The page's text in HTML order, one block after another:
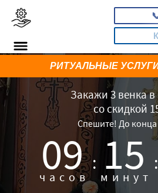
Закажи 3 венка
со скидкой
Спешите! До конца
09 :
часов 15 :
минут
РИТУАЛЬНЫЕ